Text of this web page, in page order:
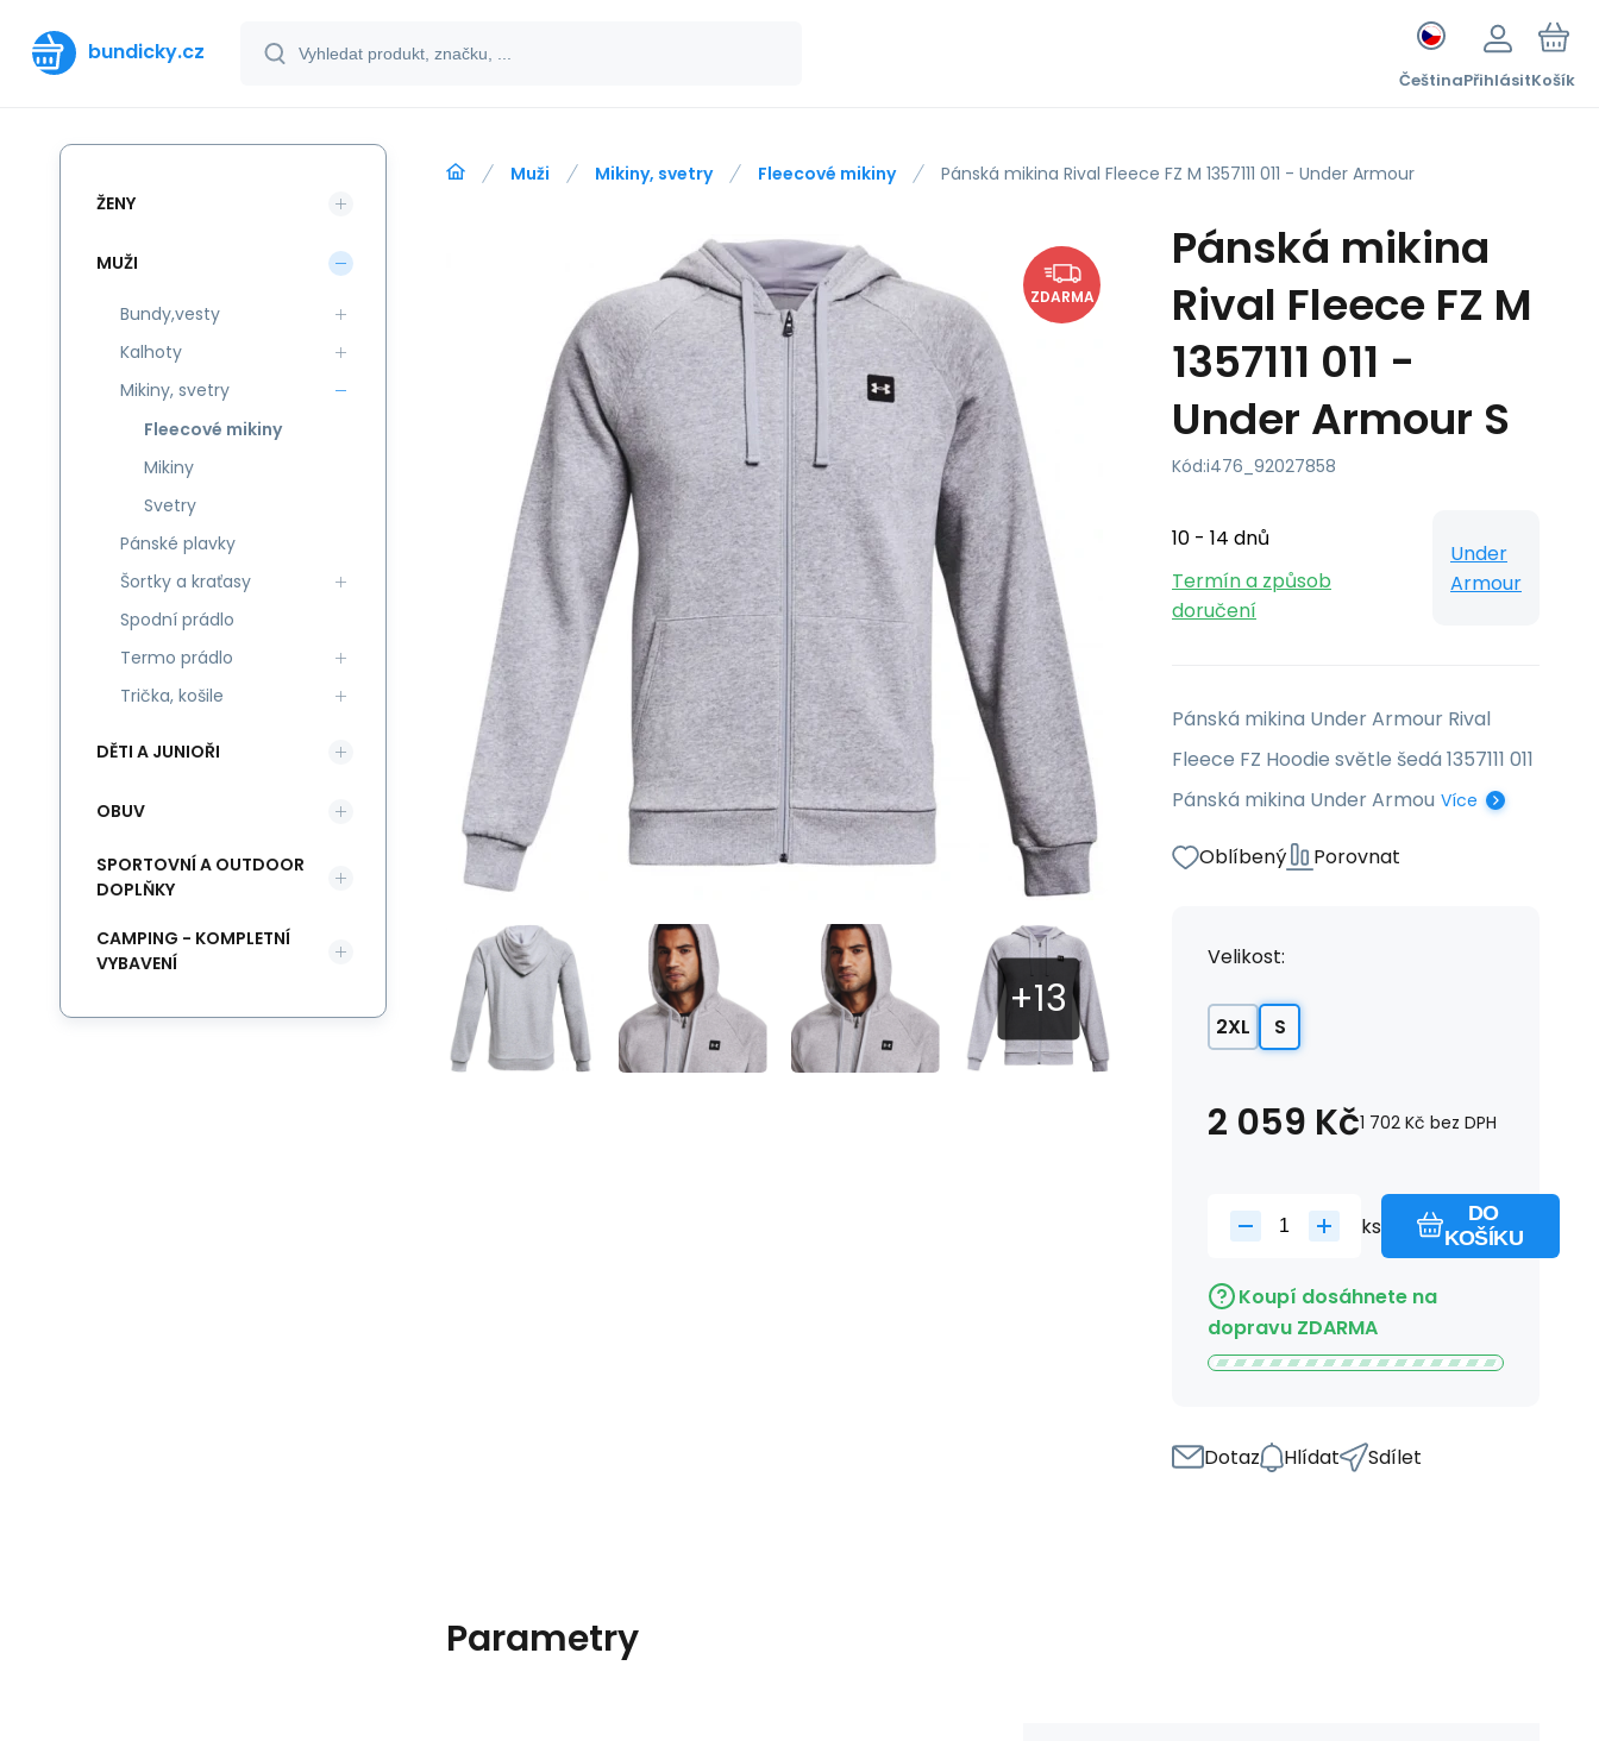
bundicky.cz
ČeštinaPřihlásitKošík
Muži Mikiny, svetry Fleecové mikiny Pánská mikina Rival Fleece FZ M 1357111 011 - Under Armour
ZDARMA
Pánská mikina
Rival Fleece FZ M
1357111 011 -
Under Armour S
Kód:i476_92027858
10 - 14 dnů
Termín a způsob
doručení
Under
Armour
Pánská mikina Under Armour Rival
Fleece FZ Hoodie světle šedá 1357111 011
Pánská mikina Under Armou Více
Oblíbený Porovnat
Velikost:
2XL S
2 059 Kč1 702 Kč bez DPH
ks
DO
KOŠÍKU
Koupí dosáhnete na
dopravu ZDARMA
Dotaz Hlídat Sdílet
Parametry
ŽENY
MUŽI
Bundy,vesty
Kalhoty
Mikiny, svetry
Fleecové mikiny
Mikiny
Svetry
Pánské plavky
Šortky a kraťasy
Spodní prádlo
Termo prádlo
Trička, košile
DĚTI A JUNIOŘI
OBUV
SPORTOVNÍ A OUTDOOR
DOPLŇKY
CAMPING - KOMPLETNÍ
VYBAVENÍ